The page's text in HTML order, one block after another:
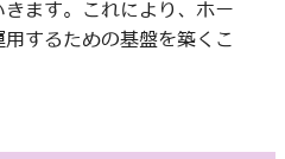
ます。これにより、ホー
するための基盤を築くこ